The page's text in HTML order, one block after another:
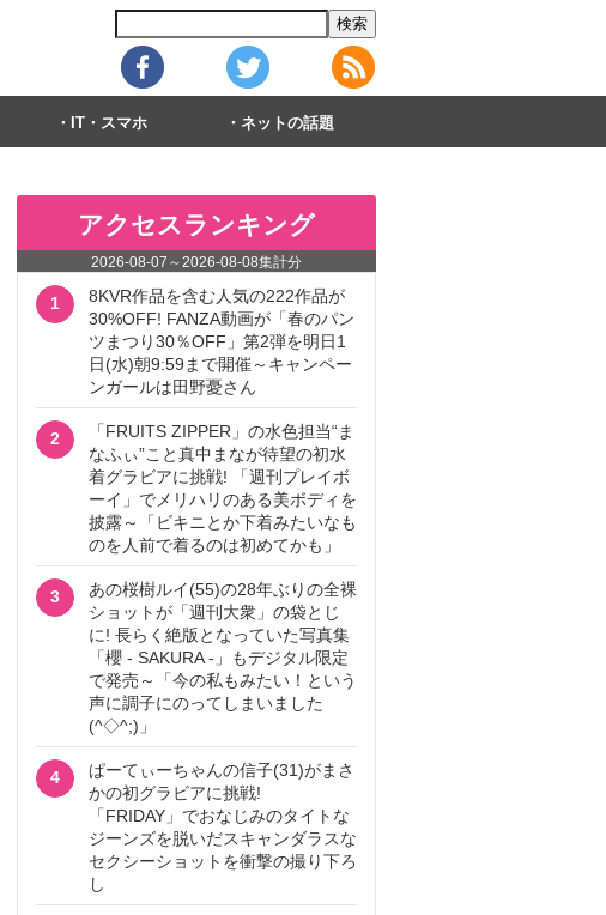
IT・スマホ ネットの話題
アクセスランキング
2026-08-07 ～2026-08-08集計分
1
8KVR作品を含む人気の222作品が
30%OFF! FANZA動画が「春のパン
ツまつり30％OFF」第2弾を明日1
日(水)朝9:59まで開催～キャンペー
ンガールは田野憂さん
2
「FRUITS ZIPPER」の水色担当“ま
なふぃ”こと真中まなが待望の初水
着グラビアに挑戦! 「週刊プレイボ
ーイ」でメリハリのある美ボディを
披露～「ビキニとか下着みたいなも
のを人前で着るのは初めてかも」
3
あの桜樹ルイ(55)の28年ぶりの全裸
ショットが「週刊大衆」の袋とじ
に! 長らく絶版となっていた写真集
「櫻 - SAKURA -」もデジタル限定
で発売～「今の私もみたい！という
声に調子にのってしまいました
(^◇^;)」
4
ぱーてぃーちゃんの信子(31)がまさ
かの初グラビアに挑戦!
「FRIDAY」でおなじみのタイトな
ジーンズを脱いだスキャンダラスな
セクシーショットを衝撃の撮り下ろ
し